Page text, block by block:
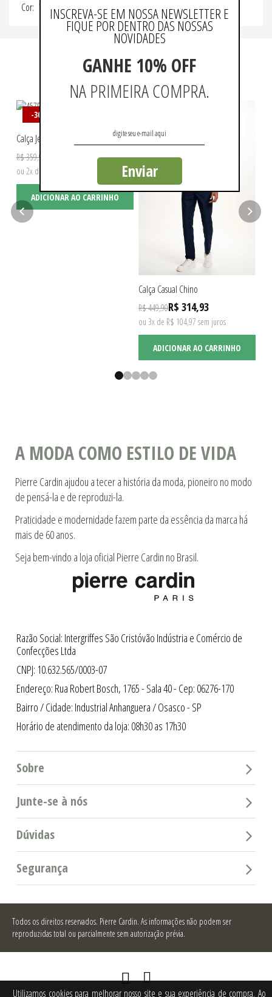
Cor VERDE
QUEM VIU, VIU TAMBÉM
-30%
Calça Jeans New Fit
R$ 359,90
ou 2x de R$ 125,96 sem juros
ADICIONAR AO CARRINHO
Calça Casual Chino
R$ 449,90R$ 314,93
ou 3x de R$ 104,97 sem juros
ADICIONAR AO CARRINHO
Utilizamos cookies para melhorar nosso site e sua experiência de compra. Ao
A MODA COMO ESTILO DE VIDA
Pierre Cardin ajudou a tecer a história da moda, pioneiro no modo
de pensá-la e de reproduzi-la.
Praticidade e modernidade fazem parte da essência da marca há
mais de 60 anos.
Seja bem-vindo a loja oficial Pierre Cardin no Brasil.
Razão Social: Intergriffes São Cristóvão Indústria e Comércio de
Confecções Ltda
CNPJ: 10.632.565/0003-07
Endereço: Rua Robert Bosch, 1765 - Sala 40 - Cep: 06276-170
Bairro / Cidade: Industrial Anhanguera / Osasco - SP
Horário de atendimento da loja: 08h30 as 17h30
Sobre
Junte-se à nós
Dúvidas
Segurança
Todos os direitos reservados. Pierre Cardin. As informações não podem ser
reproduzidas total ou parcialmente sem autorização prévia.
INSCREVA-SE EM NOSSA NEWSLETTER E
FIQUE POR DENTRO DAS NOSSAS
NOVIDADES
GANHE 10% OFF
NA PRIMEIRA COMPRA.
Enviar